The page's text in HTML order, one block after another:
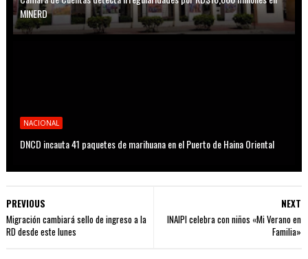
MINERD
NACIONAL
DNCD incauta 41 paquetes de marihuana en el Puerto de Haina Oriental
NEXT
INAIPI celebra con niños «Mi Verano en
Familia»
PREVIOUS
Migración cambiará sello de ingreso a la
RD desde este lunes